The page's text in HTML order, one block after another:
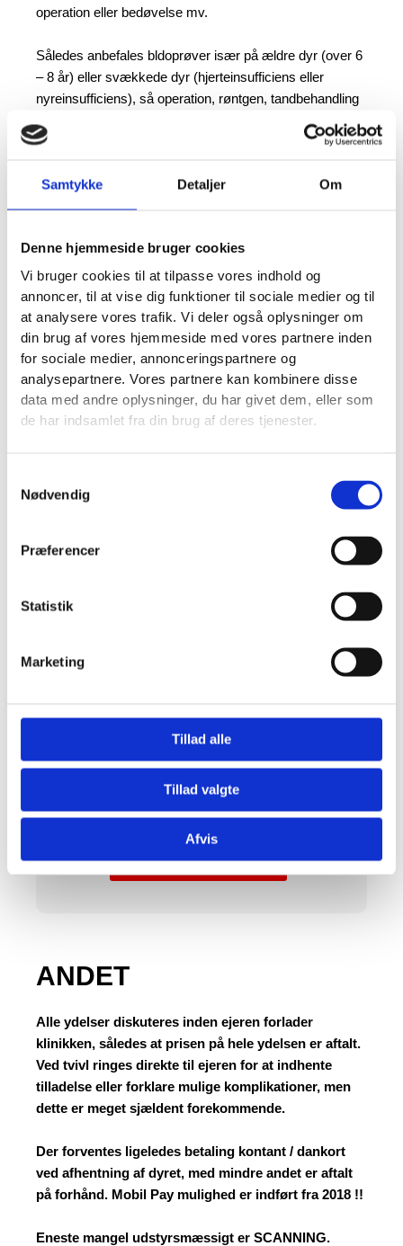
Samtykke Detaljer Om
Denne hjemmeside bruger cookies
Vi bruger cookies til at tilpasse vores indhold og
annoncer, til at vise dig funktioner til sociale medier og til
at analysere vores trafik. Vi deler også oplysninger om
din brug af vores hjemmeside med vores partnere inden
for sociale medier, annonceringspartnere og
analysepartnere. Vores partnere kan kombinere disse
data med andre oplysninger, du har givet dem, eller som
de har indsamlet fra din brug af deres tjenester.
Nødvendig
Præferencer
Statistik
Marketing
Tillad alle
Tillad valgte
Afvis
operation eller bedøvelse mv.
Således anbefales bldoprøver især på ældre dyr (over 6
– 8 år) eller svækkede dyr (hjerteinsufficiens eller
nyreinsufficiens), så operation, røntgen, tandbehandling
Hverdage ml 8-10 samt 13-16
mail@sulsteddyreklinik.dk
Vagtdyrlæge oplyses Tlf. svarer.
Ring 98 26 11 10
ANDET
Alle ydelser diskuteres inden ejeren forlader
klinikken, således at prisen på hele ydelsen er aftalt.
Ved tvivl ringes direkte til ejeren for at indhente
tilladelse eller forklare mulige komplikationer, men
dette er meget sjældent forekommende.
Der forventes ligeledes betaling kontant / dankort
ved afhentning af dyret, med mindre andet er aftalt
på forhånd. Mobil Pay mulighed er indført fra 2018 !!
Eneste mangel udstyrsmæssigt er SCANNING.